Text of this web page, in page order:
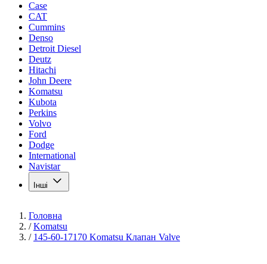
Case
CAT
Cummins
Denso
Detroit Diesel
Deutz
Hitachi
John Deere
Komatsu
Kubota
Perkins
Volvo
Ford
Dodge
International
Navistar
Інші
Головна
/ Komatsu
/ 145-60-17170 Komatsu Клапан Valve